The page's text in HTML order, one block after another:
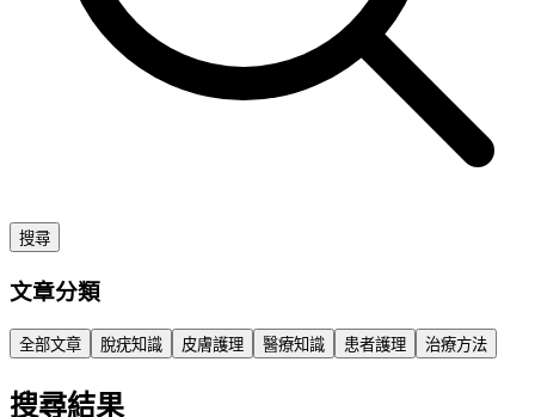
搜尋
文章分類
全部文章 脫疣知識 皮膚護理 醫療知識 患者護理 治療方法
搜尋結果